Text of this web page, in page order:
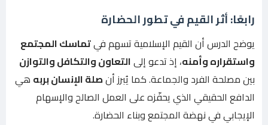
رابعًا: أثر القيم في تطور الحضارة
يوضح الدرس أن القيم الإسلامية تسهم فيتماسك المجتمع
واستقراره وأمنه، إذ تدعو إلىالتعاون والتكافل والتوازن
بين مصلحة الفرد والجماعة. كما يُبرز أنصلة الإنسان بربه هي
الدافع الحقيقي الذي يحفّزه على العمل الصالح والإسهام
الإيجابي في نهضة المجتمع وبناء الحضارة.